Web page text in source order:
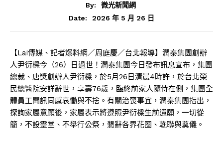
By:
微光新聞網
Date:
2026 年 5 月 26 日
【Lai傳媒、記者爆料網／周庭慶／台北報導】潤泰集團創辦
人尹衍樑今（26）日過世！潤泰集團今日發布訊息宣布，集團
總裁、唐獎創辦人尹衍樑，於5月26日清晨4時許，於台北榮
民總醫院安詳辭世，享壽76歲，臨終前家人隨侍在側，集團全
體員工聞訊同感哀慟與不捨。有關治喪事宜，潤泰集團指出，
探詢家屬意願後，家屬表示將遵照尹衍樑生前遺願，一切從
簡，不設靈堂、不舉行公祭，懇辭各界花圈、輓聯與奠儀。